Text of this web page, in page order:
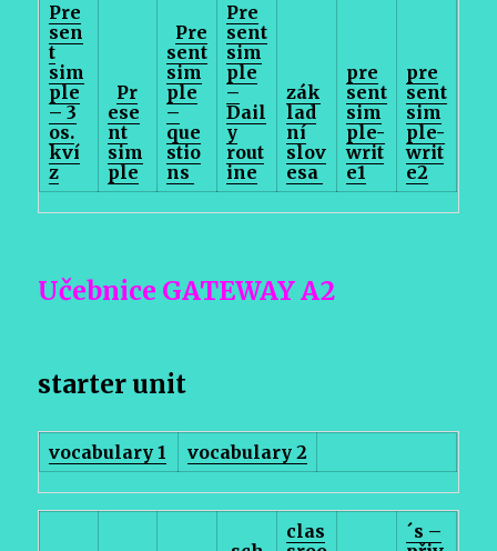
Pre
sen
t
sim
ple
– 3
os.
kví
z
Pr
ese
nt
sim
ple
Pre
sent
sim
ple
–
que
stio
ns
Pre
sent
sim
ple
–
Dail
y
rout
ine
zák
lad
ní
slov
esa
pre
sent
sim
ple-
writ
e1
pre
sent
sim
ple-
writ
e2
Učebnice GATEWAY A2
starter unit
vocabulary 1 vocabulary 2
clas
´s –